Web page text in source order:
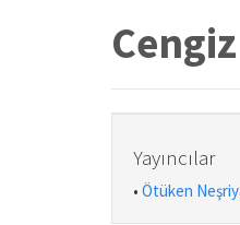
Yayıncılar
• Ötüken